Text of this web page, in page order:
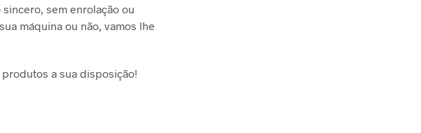
sem enrolação ou
máquina ou não, vamos lhe
a sua disposição!